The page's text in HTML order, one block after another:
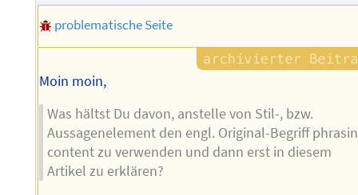
problematische Seite
Moin moin,
Was hältst Du davon, anstelle von Stil-, bzw.
Aussagenelement den engl. Original-Begriff
content zu verwenden und dann erst in diesem
Artikel zu erklären?